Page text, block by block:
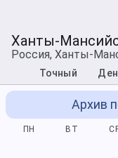
Ханты-
Россия, Ханты-
Точный
Архив
ПН ВТ